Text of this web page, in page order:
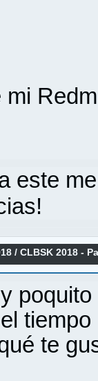
este
/CLBSK 2018 -
te